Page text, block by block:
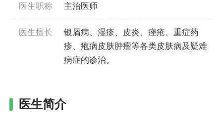
医生职称 主治医师
医生擅长
银屑病、湿疹、皮炎、痤疮、重症药
疹、疱病皮肤肿瘤等各类皮肤病及疑难
病症的诊治。
医生简介